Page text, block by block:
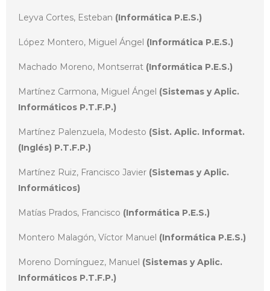
Leyva Cortes, Esteban (Informática P.E.S.)
López Montero, Miguel Ángel (Informática P.E.S.)
Machado Moreno, Montserrat (Informática P.E.S.)
Martínez Carmona, Miguel Ángel (Sistemas y Aplic.
Informáticos P.T.F.P.)
Martínez Palenzuela, Modesto (Sist. Aplic. Informat.
(Inglés) P.T.F.P.)
Martínez Ruiz, Francisco Javier (Sistemas y Aplic.
Informáticos)
Matías Prados, Francisco (Informática P.E.S.)
Montero Malagón, Víctor Manuel (Informática P.E.S.)
Moreno Domínguez, Manuel (Sistemas y Aplic.
Informáticos P.T.F.P.)